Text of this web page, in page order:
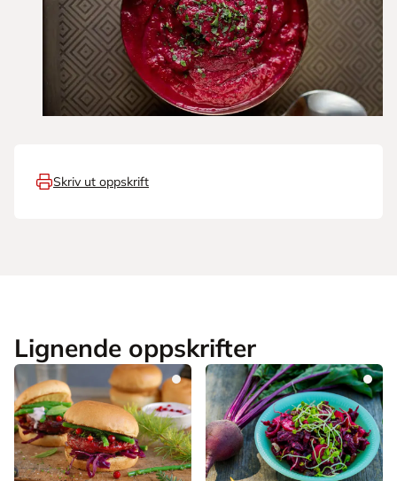
Skriv ut oppskrift
Lignende oppskrifter